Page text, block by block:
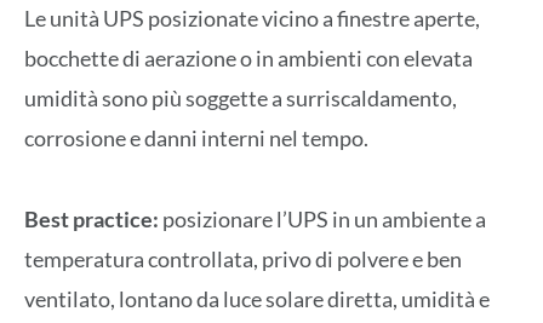
Le unità UPS posizionate vicino a finestre aperte,
bocchette di aerazione o in ambienti con elevata
umidità sono più soggette a surriscaldamento,
corrosione e danni interni nel tempo.
Best practice: posizionare l’UPS in un ambiente a
temperatura controllata, privo di polvere e ben
ventilato, lontano da luce solare diretta, umidità e